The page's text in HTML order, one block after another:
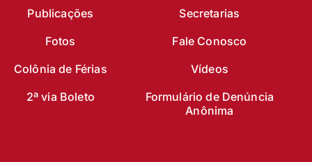
Publicações
Secretarias
Fotos
Fale Conosco
Colônia de Férias
Vídeos
2ª via Boleto
Formulário de Denúncia
Anônima